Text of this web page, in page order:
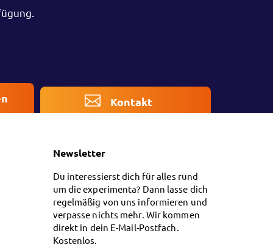
Kontakt
Newsletter
Du interessierst dich für alles rund
um die experimenta? Dann lasse dich
regelmäßig von uns informieren und
verpasse nichts mehr. Wir kommen
direkt in dein E-Mail-Postfach.
Kostenlos.